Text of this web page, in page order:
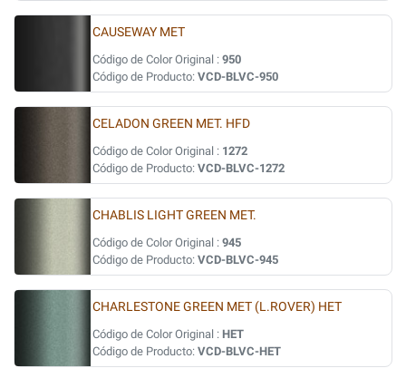
CAUSEWAY MET
Código de Color Original : 950
Código de Producto: VCD-BLVC-950
CELADON GREEN MET. HFD
Código de Color Original : 1272
Código de Producto: VCD-BLVC-1272
CHABLIS LIGHT GREEN MET.
Código de Color Original : 945
Código de Producto: VCD-BLVC-945
CHARLESTONE GREEN MET (L.ROVER) HET
Código de Color Original : HET
Código de Producto: VCD-BLVC-HET